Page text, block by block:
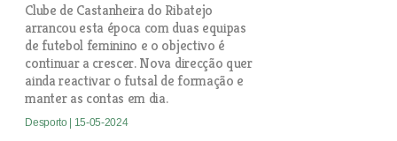
Clube de Castanheira do Ribatejo
arrancou esta época com duas equipas
de futebol feminino e o objectivo é
continuar a crescer. Nova direcção quer
ainda reactivar o futsal de formação e
manter as contas em dia.
Desporto | 15-05-2024